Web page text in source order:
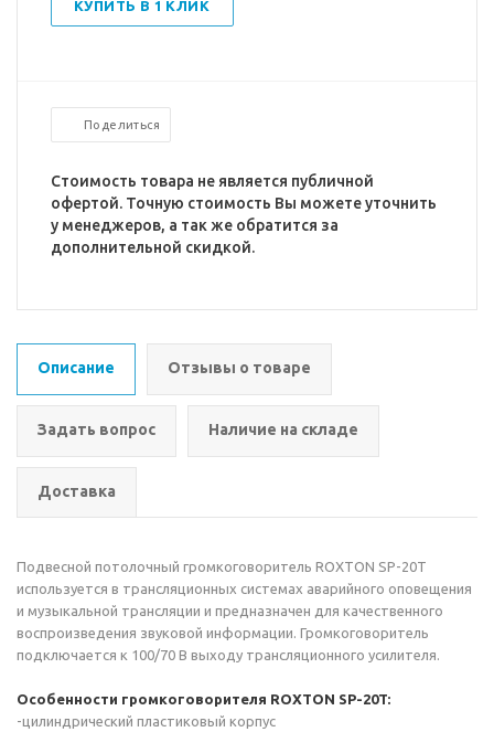
КУПИТЬ В 1 КЛИК
Поделиться
Стоимость товара не является публичной
офертой. Точную стоимость Вы можете уточнить
у менеджеров, а так же обратится за
дополнительной скидкой.
Описание Отзывы о товаре
Задать вопрос Наличие на складе
Доставка
Подвесной потолочный громкоговоритель ROXTON SP-20T
используется в трансляционных системах аварийного оповещения
и музыкальной трансляции и предназначен для качественного
воспроизведения звуковой информации. Громкоговоритель
подключается к 100/70 В выходу трансляционного усилителя.
Особенности громкоговорителя ROXTON SP-20T:
-цилиндрический пластиковый корпус